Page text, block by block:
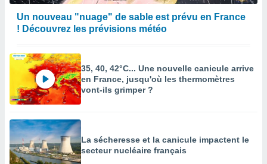
Un nouveau "nuage" de sable est prévu en France
! Découvrez les prévisions météo
35, 40, 42°C... Une nouvelle canicule arrive
en France, jusqu'où les thermomètres
vont-ils grimper ?
La sécheresse et la canicule impactent le
secteur nucléaire français